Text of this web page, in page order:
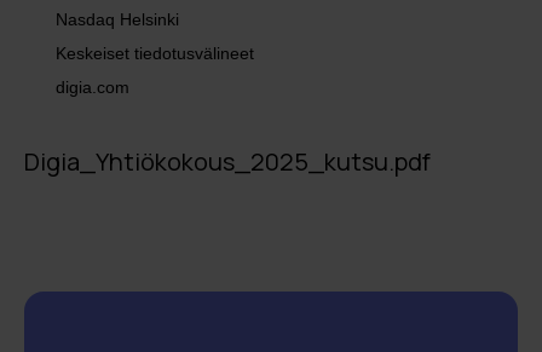
Nasdaq Helsinki
Keskeiset tiedotusvälineet
digia.com
Digia_Yhtiökokous_2025_kutsu.pdf